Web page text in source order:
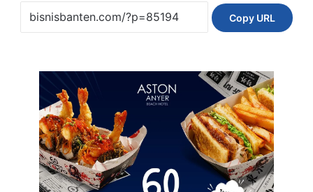
Copy URL